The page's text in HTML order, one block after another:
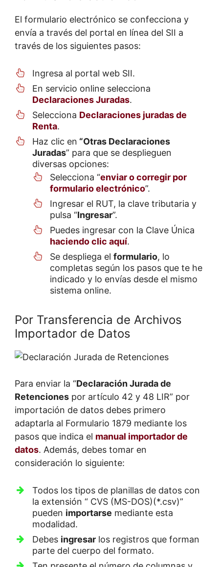
El formulario electrónico se confecciona y
envía a través del portal en línea del SII a
través de los siguientes pasos:
Ingresa al portal web SII.
En servicio online selecciona
Declaraciones Juradas.
Selecciona Declaraciones juradas de
Renta.
Haz clic en “Otras Declaraciones
Juradas” para que se desplieguen
diversas opciones:
Selecciona “enviar o corregir por
formulario electrónico”.
Ingresar el RUT, la clave tributaria y
pulsa “Ingresar”.
Puedes ingresar con la Clave Única
haciendo clic aquí.
Se despliega el formulario, lo
completas según los pasos que te he
indicado y lo envías desde el mismo
sistema online.
Por Transferencia de Archivos
Importador de Datos
Para enviar la “Declaración Jurada de
Retenciones por artículo 42 y 48 LIR” por
importación de datos debes primero
adaptarla al Formulario 1879 mediante los
pasos que indica el manual importador de
datos. Además, debes tomar en
consideración lo siguiente:
Todos los tipos de planillas de datos con
la extensión “ CVS (MS-DOS)(*.csv)”
pueden importarse mediante esta
modalidad.
Debes ingresar los registros que forman
parte del cuerpo del formato.